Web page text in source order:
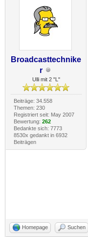
Broadcasttechnike
r
Ulli mit 2 "L"
Beiträge: 34.558
Themen: 230
Registriert seit: May 2007
Bewertung: 262
Bedankte sich: 7773
8530x gedankt in 6932
Beiträgen
Homepage Suchen